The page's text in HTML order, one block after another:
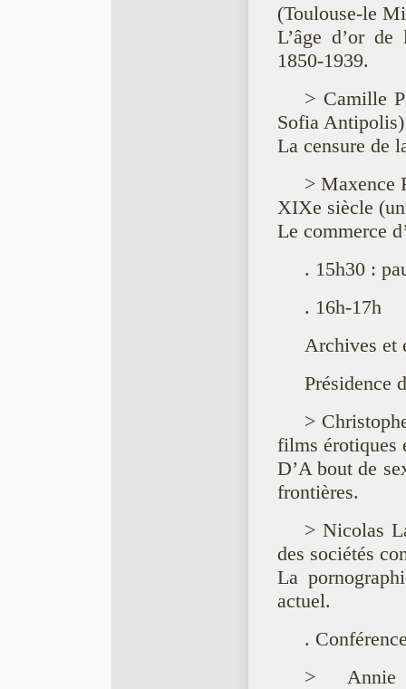
(Toulouse-le
L’âge d’or
1850-1939.
> Camille
Sofia Antipolis)
La censure de
> Maxence
XIXe siècle
Le commerce
. 15h30 :
. 16h-17h
Archives et
Présidence
>
films érotiques
D’A bout de
frontières.
> Nicolas
des sociétés
La
actuel.
.
> Annie